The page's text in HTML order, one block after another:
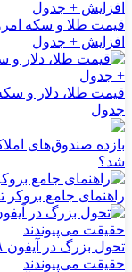
افزایش + جدول
جدول
بازده صندوق‌های
شد؟
راهنمای جامع بروکر
حقیقت می‌پیوندند